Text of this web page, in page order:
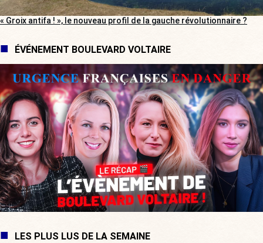
« Groix antifa ! », le nouveau profil de la gauche révolutionnaire ?
ÉVÉNEMENT BOULEVARD VOLTAIRE
LES PLUS LUS DE LA SEMAINE